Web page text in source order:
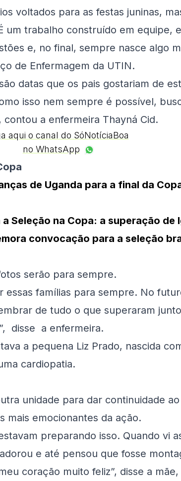
voltados para as festas juninas,
um trabalho construído em equipe,
e, no final, sempre nasce algo
de Enfermagem da UTIN.
datas que os pais gostariam de
isso nem sempre é possível,
a enfermeira Thayná Cid.
aqui o canal do SóNotíciaBoa
no WhatsApp
de Uganda para a final da
Seleção na Copa: a superação de
convocação para a seleção
serão para sempre.
essas famílias para sempre. No
de tudo o que superaram
disse a enfermeira.
a pequena Liz Prado, nascida
cardiopatia.
unidade para dar continuidade
mais emocionantes da ação.
preparando isso. Quando vi
e até pensou que fosse
coração muito feliz”, disse a mãe,